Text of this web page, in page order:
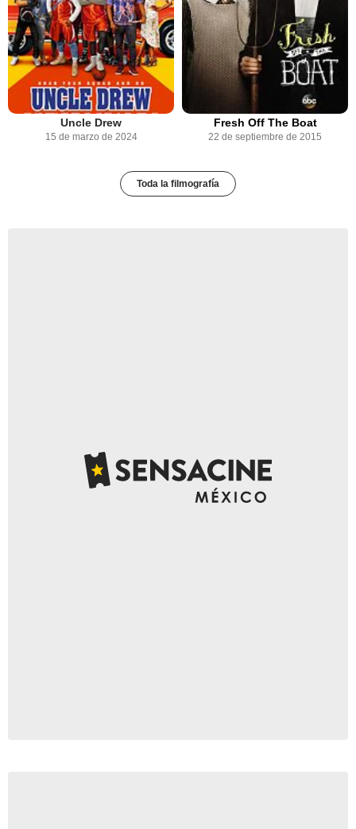
Uncle Drew
15 de marzo de 2024
Fresh Off The Boat
22 de septiembre de 2015
Toda la filmografía